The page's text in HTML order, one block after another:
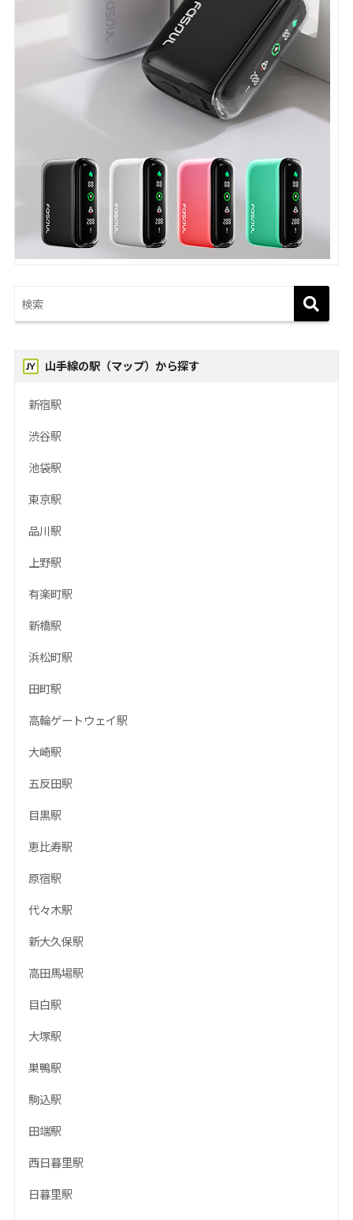
山手線の駅（マップ）から探す
新宿駅
渋谷駅
池袋駅
東京駅
品川駅
上野駅
有楽町駅
新橋駅
浜松町駅
田町駅
高輪ゲートウェイ駅
大崎駅
五反田駅
目黒駅
恵比寿駅
原宿駅
代々木駅
新大久保駅
高田馬場駅
目白駅
大塚駅
巣鴨駅
駒込駅
田端駅
西日暮里駅
日暮里駅